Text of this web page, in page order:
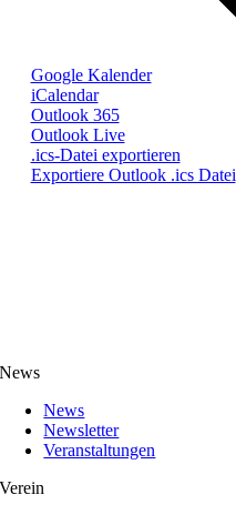
Google Kalender
iCalendar
Outlook 365
Outlook Live
.ics-Datei exportieren
Exportiere Outlook .ics Datei
News
News
Newsletter
Veranstaltungen
Verein